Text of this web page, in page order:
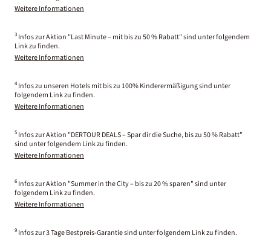
Weitere Informationen
3 Infos zur Aktion "Last Minute – mit bis zu 50 % Rabatt" sind unter folgendem
Link zu finden.
Weitere Informationen
4 Infos zu unseren Hotels mit bis zu 100% Kinderermäßigung sind unter
folgendem Link zu finden.
Weitere Informationen
5 Infos zur Aktion "DERTOUR DEALS – Spar dir die Suche, bis zu 50 % Rabatt"
sind unter folgendem Link zu finden.
Weitere Informationen
6 Infos zur Aktion "Summer in the City – bis zu 20 % sparen" sind unter
folgendem Link zu finden.
Weitere Informationen
9 Infos zur 3 Tage Bestpreis-Garantie sind unter folgendem Link zu finden.